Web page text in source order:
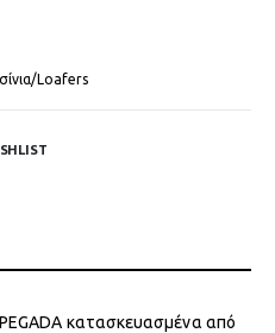
Loafers
κατασκευασμένα από